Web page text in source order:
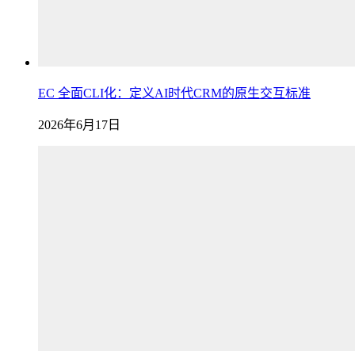
EC 全面CLI化：定义AI时代CRM的原生交互标准
2026年6月17日